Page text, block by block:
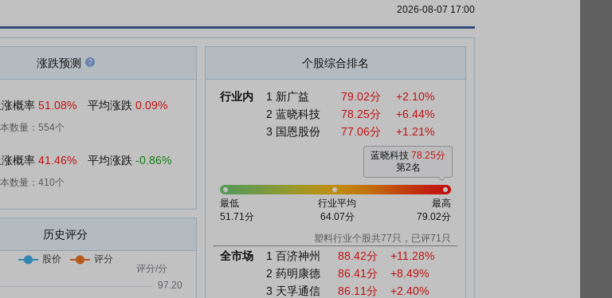
2026-08-07 17:00
涨跌预测
涨概率 51.08% 平均涨跌 0.09%
数量：554个
涨概率 41.46% 平均涨跌 -0.86%
数量：410个
历史评分
个股综合排名
行业内 1 新广益 79.02分
+2.10%
2 蓝晓科技 78.25分
+6.44%
3 国恩股份 77.06分 +1.21%
蓝晓科技 78.25分
第2名
最低
51.71分
行业平均
64.07分
最高
79.02分
塑料行业个股共77只，已评71只
全市场 1 百济神州 88.42分
+11.28%
2 药明康德 86.41分
+8.49%
3 天孚通信 86.11分 +2.40%